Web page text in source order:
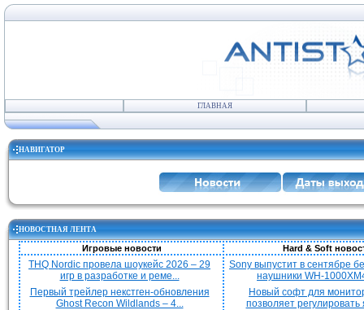
ГЛАВНАЯ
НАВИГАТОР
НОВОСТНАЯ ЛЕНТА
Игровые новости Hard & Soft
THQ Nordic провела шоукейс 2026 – 29
игр в разработке и реме...
Первый трейлер некстген-обновления
Ghost Recon Wildlands – 4...
Sony выпустит в сентябре
наушники WH-
Новый софт для
позволяет регулировать